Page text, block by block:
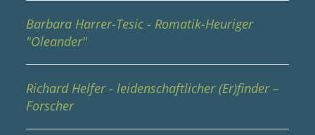
Barbara Harrer-Tesic - Romatik-Heuriger
"Oleander"
Richard Helfer - leidenschaftlicher (Er)finder –
Forscher